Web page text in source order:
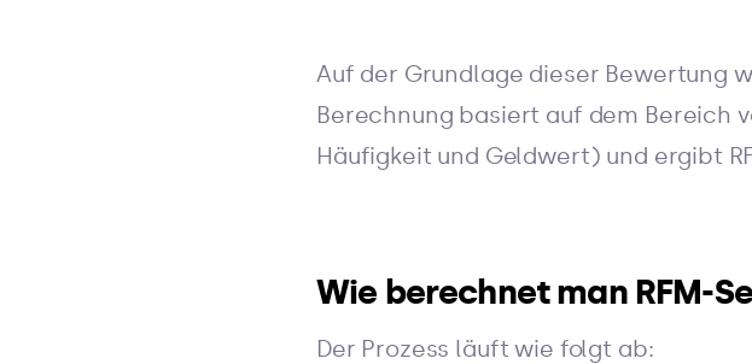
Auf der Grundlage dieser Bewertung
Berechnung basiert auf dem Bereich
Häufigkeit und Geldwert) und ergibt
Wie berechnet man RFM-
Der Prozess läuft wie folgt ab: